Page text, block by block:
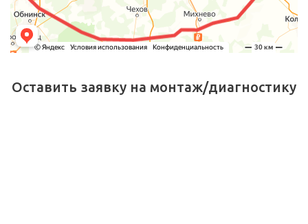
Оставить заявку на монтаж/диагностику